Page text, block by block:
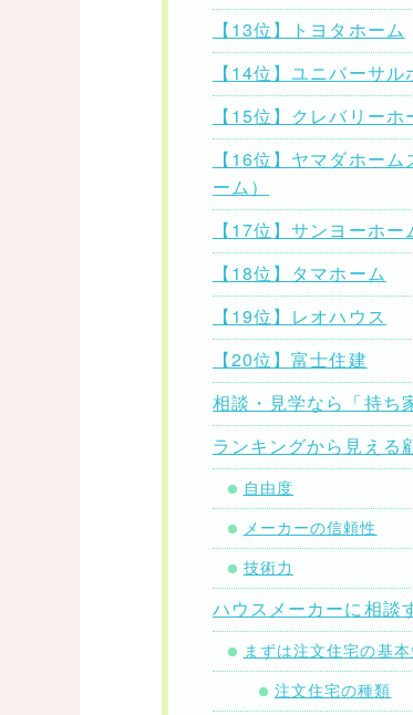
【13位】トヨタホーム
【14位】ユニバーサル
【15位】クレバリーホ
【16位】ヤマダホー
ーム）
【17位】サンヨーホー
【18位】タマホーム
【19位】レオハウス
【20位】富士住建
相談・見学なら「持ち
ランキングから見える
自由度
メーカーの信頼性
技術力
ハウスメーカーに相談
まずは注文住宅の基
注文住宅の種類